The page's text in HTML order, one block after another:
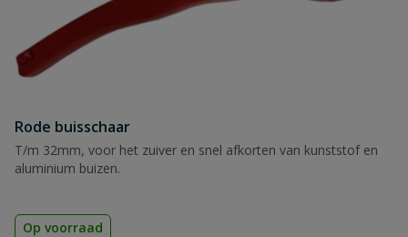
Rode buisschaar
T/m 32mm, voor het zuiver en snel afkorten van kunststof en
aluminium buizen.
Op voorraad